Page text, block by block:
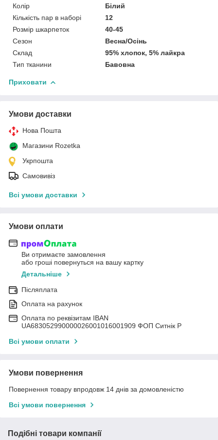
Колір
Білий
Кількість пар в наборі
12
Розмір шкарпеток
40-45
Сезон
Весна/Осінь
Склад
95% хлопок, 5% лайкра
Тип тканини
Бавовна
Приховати
Умови доставки
Нова Пошта
Магазини Rozetka
Укрпошта
Самовивіз
Всі умови доставки
Умови оплати
Ви отримаєте замовлення
або гроші повернуться на вашу картку
Детальніше
Післяплата
Оплата на рахунок
Оплата по реквізитам IBAN
UА683052990000026001016001909 ФОП Ситнік Р
Всі умови оплати
Умови повернення
Повернення товару впродовж 14 днів за домовленістю
Всі умови повернення
Подібні товари компанії